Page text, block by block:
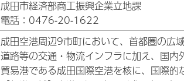
成田市経済部商工振興企業立地課
電話：0476-20-1622
成田空港周辺9市町において、首都圏の広
道路等の交通・物流インフラに加え、国
貿易港である成田国際空港を核に、国際的